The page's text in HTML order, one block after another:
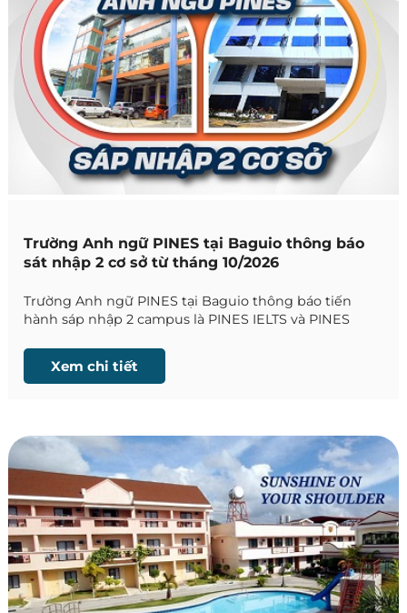
Trường Anh ngữ PINES tại Baguio thông báo
sát nhập 2 cơ sở từ tháng 10/2026
Trường Anh ngữ PINES tại Baguio thông báo tiến
hành sáp nhập 2 campus là PINES IELTS và PINES
Xem chi tiết